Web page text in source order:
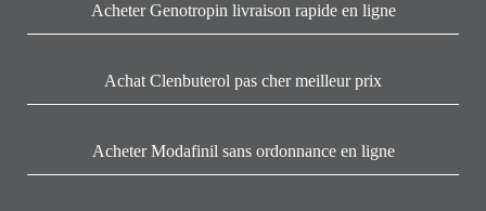
Acheter Genotropin livraison rapide en ligne
Achat Clenbuterol pas cher meilleur prix
Acheter Modafinil sans ordonnance en ligne